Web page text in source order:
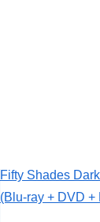
Fifty Shades
(Blu-ray + DVD +